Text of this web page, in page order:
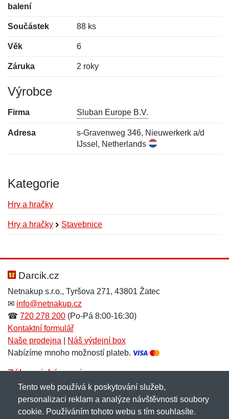
balení
Součástek 88 ks
Věk 6
Záruka 2 roky
Výrobce
Firma Sluban Europe B.V.
Adresa
s-Gravenweg 346, Nieuwerkerk a/d
IJssel, Netherlands
Kategorie
Hry a hračky
Hry a hračky Stavebnice
Hodnocení:
Jméno: *
Zpráva*
Jméno:
E-mail:*
Darcik.cz
Netnakup s.r.o., Tyršova 271, 43801 Žatec
✉ info@netnakup.cz
☎ 720 278 200 (Po-Pá 8:00-16:30)
Kontaktní formulář
Naše prodejna
Náš výdejní box
Nabízíme mnoho možností plateb.
Zákaznický servis
Novinky emailem
Tento web používá k poskytování služeb,
personalizaci reklam a analýze návštěvnosti soubory
cookie. Používáním tohoto webu s tím souhlasíte.